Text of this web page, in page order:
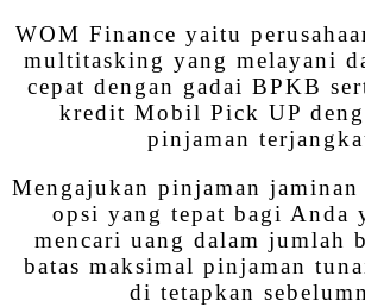
WOM Finance yaitu
multitasking yang melayani
cepat dengan gadai BPKB
kredit Mobil Pick UP
pinjaman
Mengajukan pinjaman
opsi yang tepat bagi Anda
mencari uang dalam jumlah
batas maksimal pinjaman
di tetapkan